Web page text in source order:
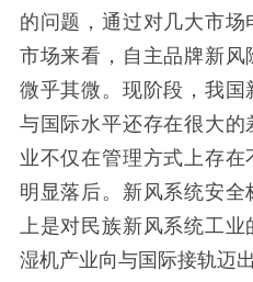
的问题，通过对几大市
市场来看，自主品牌新
微乎其微。现阶段，我
与国际水平还存在很大
业不仅在管理方式上存
明显落后。新风系统安
上是对民族新风系统工
湿机产业向与国际接轨迈